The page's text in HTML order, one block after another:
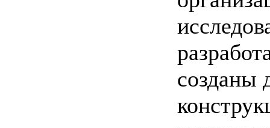
созданы